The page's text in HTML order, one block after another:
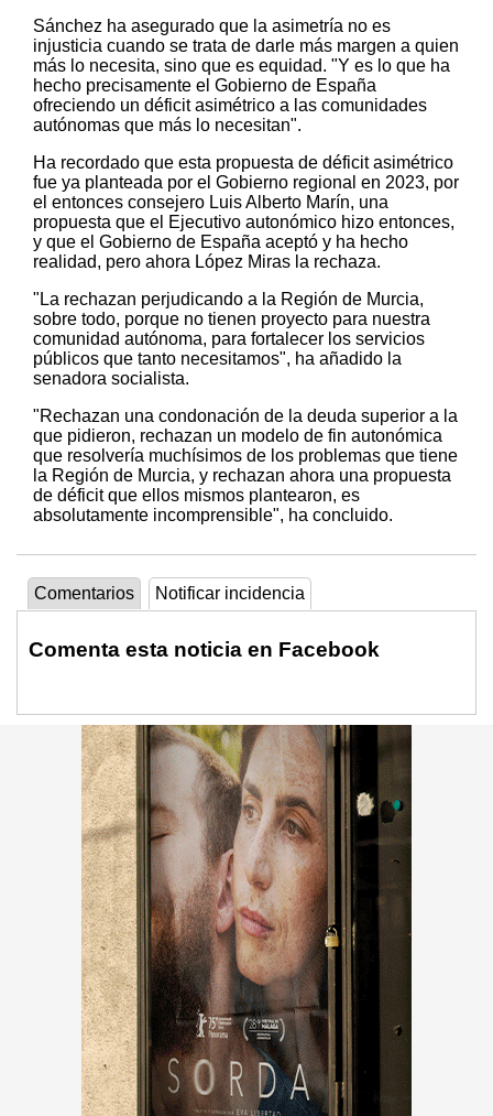
Sánchez ha asegurado que la asimetría no es
injusticia cuando se trata de darle más margen a quien
más lo necesita, sino que es equidad. "Y es lo que ha
hecho precisamente el Gobierno de España
ofreciendo un déficit asimétrico a las comunidades
autónomas que más lo necesitan".
Ha recordado que esta propuesta de déficit asimétrico
fue ya planteada por el Gobierno regional en 2023, por
el entonces consejero Luis Alberto Marín, una
propuesta que el Ejecutivo autonómico hizo entonces,
y que el Gobierno de España aceptó y ha hecho
realidad, pero ahora López Miras la rechaza.
"La rechazan perjudicando a la Región de Murcia,
sobre todo, porque no tienen proyecto para nuestra
comunidad autónoma, para fortalecer los servicios
públicos que tanto necesitamos", ha añadido la
senadora socialista.
"Rechazan una condonación de la deuda superior a la
que pidieron, rechazan un modelo de fin autonómica
que resolvería muchísimos de los problemas que tiene
la Región de Murcia, y rechazan ahora una propuesta
de déficit que ellos mismos plantearon, es
absolutamente incomprensible", ha concluido.
Comentarios Notificar incidencia
Comenta esta noticia en Facebook